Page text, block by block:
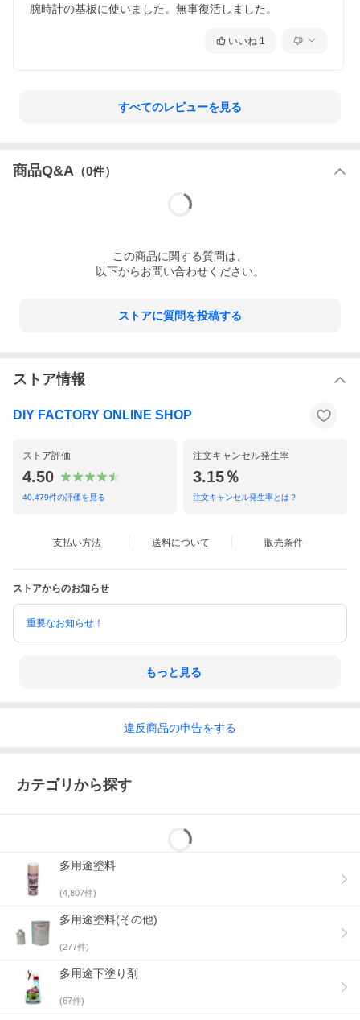
腕時計の基板に使いました。無事復活しました。
いいね 1
すべてのレビューを見る
商品Q&A （0件）
この商品に関する質問は、
以下からお問い合わせください。
ストアに質問を投稿する
ストア情報
DIY FACTORY ONLINE SHOP
ストア評価
4.50
40,479件の評価を見る
注文キャンセル発生率
3.15％
注文キャンセル発生率とは？
支払い方法 送料について 販売条件
ストアからのお知らせ
重要なお知らせ！
もっと見る
違反商品の申告をする
カテゴリから探す
多用途塗料
(4,807件)
多用途塗料(その他)
(277件)
多用途下塗り剤
(67件)